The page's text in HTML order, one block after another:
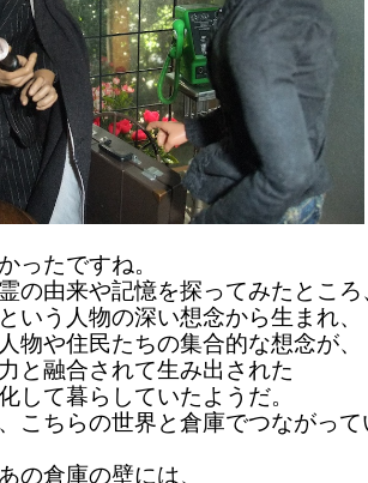
ったですね。
の由来や記憶を探ってみたところ
いう人物の深い想念から生まれ、
物や住民たちの集合的な想念が、
と融合されて生み出された
して暮らしていたようだ。
こちらの世界と倉庫でつながって
の倉庫の壁には、